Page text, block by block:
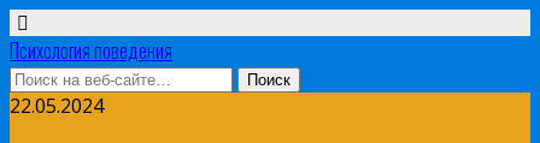
Психология поведения
22.05.2024